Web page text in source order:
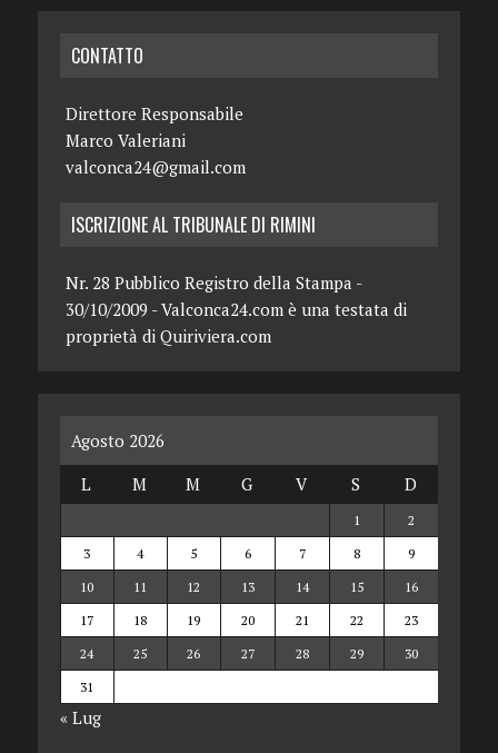
CONTATTO
Direttore Responsabile
Marco Valeriani
valconca24@gmail.com
ISCRIZIONE AL TRIBUNALE DI RIMINI
Nr. 28 Pubblico Registro della Stampa -
30/10/2009 - Valconca24.com è una testata di
proprietà di Quiriviera.com
Agosto 2026
L
M M G V S D
1
2
3
4 5 6 7 8
9
10
11 12 13 14 15
16
17
18 19 20 21 22
23
24
25 26 27 28 29
30
31
« Lug